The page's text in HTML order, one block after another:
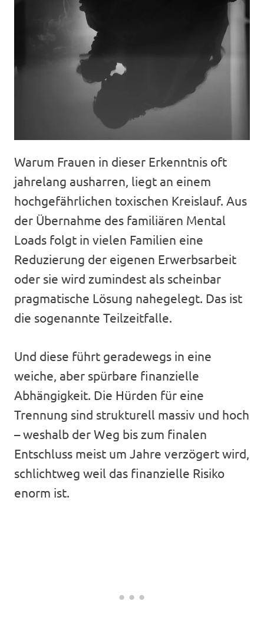
Warum Frauen in dieser Erkenntnis oft
jahrelang ausharren, liegt an einem
hochgefährlichen toxischen Kreislauf. Aus
der Übernahme des familiären Mental
Loads folgt in vielen Familien eine
Reduzierung der eigenen Erwerbsarbeit
oder sie wird zumindest als scheinbar
pragmatische Lösung nahegelegt. Das ist
die sogenannte Teilzeitfalle.
Und diese führt geradewegs in eine
weiche, aber spürbare finanzielle
Abhängigkeit. Die Hürden für eine
Trennung sind strukturell massiv und hoch
– weshalb der Weg bis zum finalen
Entschluss meist um Jahre verzögert wird,
schlichtweg weil das finanzielle Risiko
enorm ist.